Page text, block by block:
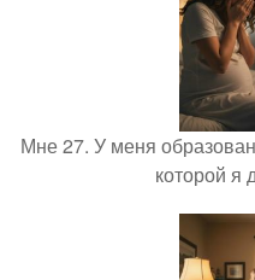
Мне 27. У меня
которой я